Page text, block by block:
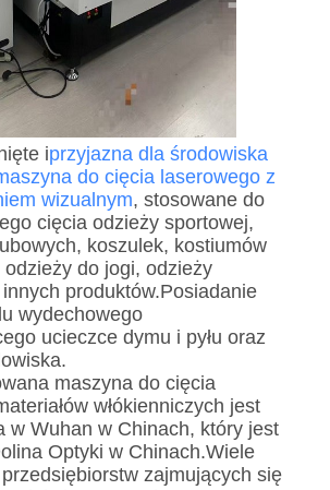
iprzyjazna dla środowiska
do cięcia laserowego z
wizualnym, stosowane do
cięcia odzieży sportowej,
koszulek, kostiumów
odzieży do jogi, odzieży
produktów.Posiadanie
wydechowego
ucieczce dymu i pyłu oraz
maszyna do cięcia
włókienniczych jest
w Wuhan w Chinach, który jest
Optyki w Chinach.Wiele
przedsiębiorstw zajmujących się